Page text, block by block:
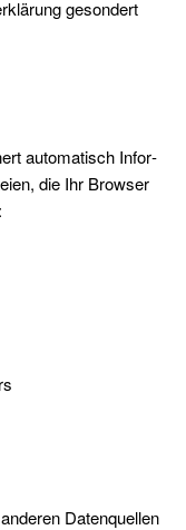
geson­dert
automa­tisch Infor­
die Ihr Brows­er
Daten­quellen